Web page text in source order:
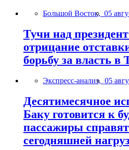
Большой Восток, 05
Тучи над
отрицание
борьбу за власть в
Экспресс-анализ, 05
Десятимесячное
Баку готовится к
пассажиры
сегодняшней